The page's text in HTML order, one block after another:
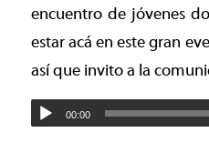
encuentro de jóvenes
estar acá en este gran
así que invito a la
00:00